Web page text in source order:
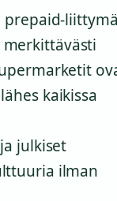
prepaid-
kaikissa
julkiset
ilman